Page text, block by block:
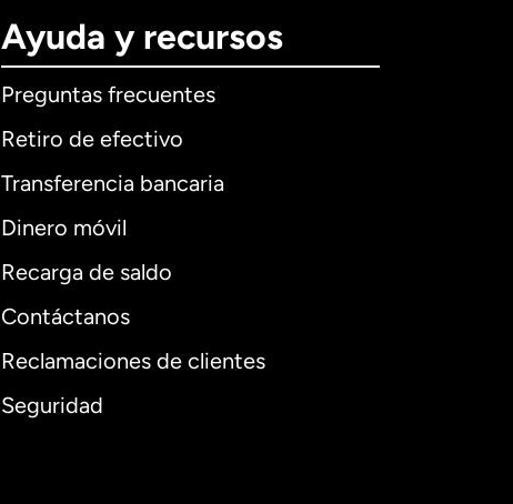
Ayuda y recursos
Preguntas frecuentes
Retiro de efectivo
Transferencia bancaria
Dinero móvil
Recarga de saldo
Contáctanos
Reclamaciones de clientes
Seguridad